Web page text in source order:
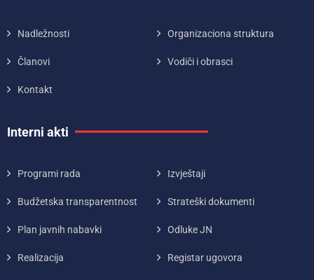
Nadležnosti Organizaciona struktura
Članovi Vodiči i obrasci
Kontakt
Interni akti
Programi rada Izvještaji
Budžetska transparentnost Strateški dokumenti
Plan javnih nabavki Odluke JN
Realizacija Registar ugovora